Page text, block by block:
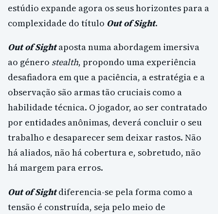
estúdio expande agora os seus horizontes para a
complexidade do título Out of Sight.
Out of Sightaposta numa abordagem imersiva
ao género stealth, propondo uma experiência
desafiadora em que a paciência, a estratégia e a
observação são armas tão cruciais como a
habilidade técnica. O jogador, ao ser contratado
por entidades anônimas, deverá concluir o seu
trabalho e desaparecer sem deixar rastos. Não
há aliados, não há cobertura e, sobretudo, não
há margem para erros.
Out of Sightdiferencia-se pela forma como a
tensão é construída, seja pelo meio de